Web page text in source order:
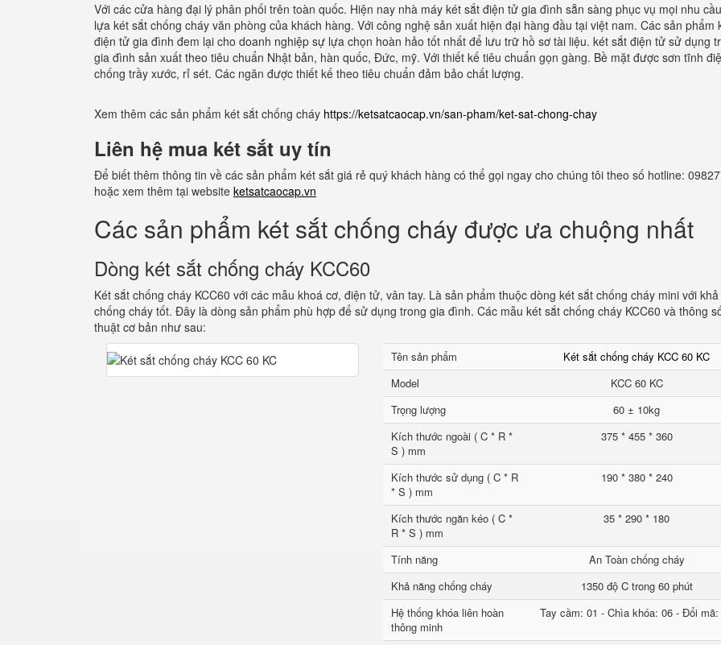
Với các cửa hàng đại lý phân phối trên toàn quốc. Hiện nay nhà máy két sắt điện tử gia đình sẵn sàng phục vụ mọi nhu
lựa két sắt chống cháy văn phòng của khách hàng. Với công nghệ sản xuất hiện đại hàng đầu tại việt nam. Các sản phẩm
điện tử gia đình đem lại cho doanh nghiệp sự lựa chọn hoàn hảo tốt nhất để lưu trữ hồ sơ tài liệu. két sắt điện tử sử dụng
gia đình sản xuất theo tiêu chuẩn Nhật bản, hàn quốc, Đức, mỹ. Với thiết kế tiêu chuẩn gọn gàng. Bề mặt được sơn tĩnh
chống trầy xước, rỉ sét. Các ngăn được thiết kế theo tiêu chuẩn đảm bảo chất lượng.
Xem thêm các sản phẩm két sắt chống cháy https://ketsatcaocap.vn/san-pham/ket-sat-chong-chay
Liên hệ mua két sắt uy tín
Để biết thêm thông tin về các sản phẩm két sắt giá rẻ quý khách hàng có thể gọi ngay cho chúng tôi theo số hotline:
hoặc xem thêm tại website ketsatcaocap.vn
Các sản phẩm két sắt chống cháy được ưa chuộng nhất
Dòng két sắt chống cháy KCC60
Két sắt chống cháy KCC60 với các mẫu khoá cơ, điện tử, vân tay. Là sản phẩm thuộc dòng két sắt chống cháy mini với
chống cháy tốt. Đây là dòng sản phẩm phù hợp để sử dụng trong gia đình. Các mẫu két sắt chống cháy KCC60 và thông
thuật cơ bản như sau:
Tên sản phẩm
Két sắt chống cháy KCC 60 KC
Model
KCC 60 KC
Trọng lượng
60 ± 10kg
Kích thước ngoài ( C * R *
S ) mm
375 * 455 * 360
Kích thước sử dụng ( C * R
* S ) mm
190 * 380 * 240
Kích thước ngăn kéo ( C *
R * S ) mm
35 * 290 * 180
Tính năng
An Toàn chống cháy
Khả năng chống cháy
1350 độ C trong 60 phút
Hệ thống khóa liên hoàn
thông minh
Tay cầm: 01 - Chìa khóa: 06 - Đổi